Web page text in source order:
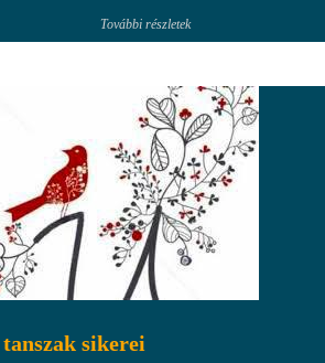
További részletek
sikerei